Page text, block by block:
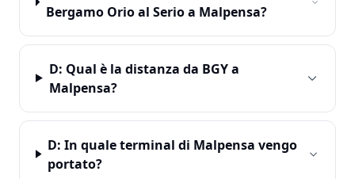
Bergamo Orio al Serio a Malpensa?
D: Qual è la distanza da BGY a
Malpensa?
D: In quale terminal di Malpensa vengo
portato?